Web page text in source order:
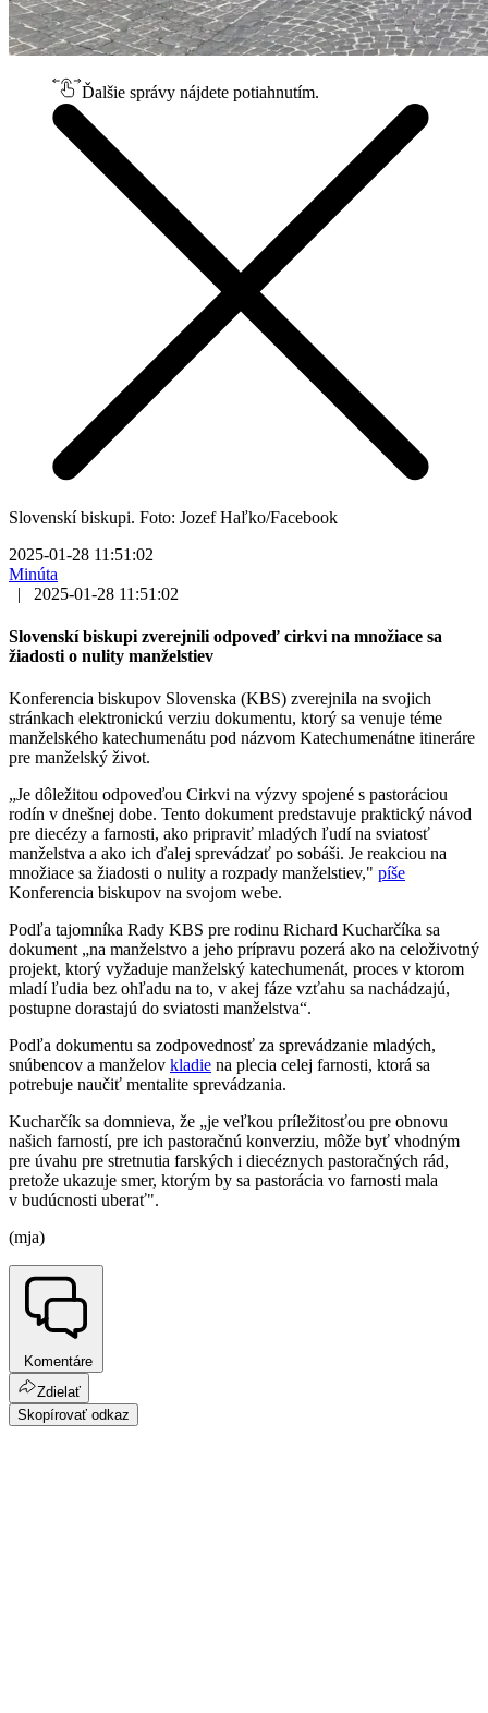
Ďalšie správy nájdete potiahnutím.
Slovenskí biskupi. Foto: Jozef Haľko/Facebook
2025-01-28 11:51:02
Minúta
|
2025-01-28 11:51:02
Slovenskí biskupi zverejnili odpoveď cirkvi na množiace sa
žiadosti o nulity manželstiev
Konferencia biskupov Slovenska (KBS) zverejnila na svojich
stránkach elektronickú verziu dokumentu, ktorý sa venuje téme
manželského katechumenátu pod názvom Katechumenátne itineráre
pre manželský život.
„Je dôležitou odpoveďou Cirkvi na výzvy spojené s pastoráciou
rodín v dnešnej dobe. Tento dokument predstavuje praktický návod
pre diecézy a farnosti, ako pripraviť mladých ľudí na sviatosť
manželstva a ako ich ďalej sprevádzať po sobáši. Je reakciou na
množiace sa žiadosti o nulity a rozpady manželstiev," píše
Konferencia biskupov na svojom webe.
Podľa tajomníka Rady KBS pre rodinu Richard Kucharčíka sa
dokument „na manželstvo a jeho prípravu pozerá ako na celoživotný
projekt, ktorý vyžaduje manželský katechumenát, proces v ktorom
mladí ľudia bez ohľadu na to, v akej fáze vzťahu sa nachádzajú,
postupne dorastajú do sviatosti manželstva“.
Podľa dokumentu sa zodpovednosť za sprevádzanie mladých,
snúbencov a manželov kladie na plecia celej farnosti, ktorá sa
potrebuje naučiť mentalite sprevádzania.
Kucharčík sa domnieva, že „je veľkou príležitosťou pre obnovu
našich farností, pre ich pastoračnú konverziu, môže byť vhodným
pre úvahu pre stretnutia farských i diecéznych pastoračných rád,
pretože ukazuje smer, ktorým by sa pastorácia vo farnosti mala
v budúcnosti uberať".
(mja)
Komentáre
Zdielať
Skopírovať odkaz